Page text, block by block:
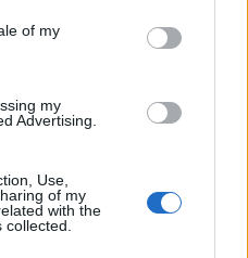
of my
my
Advertising.
Use,
of my
with the
ДА СЕ СУДИ
АЛБАНСКИ, ЌЕ ГО
Скандалозна
вицепремиерот на
ВО СРЕДА ЌЕ
ЛЕКАР, а потоа...